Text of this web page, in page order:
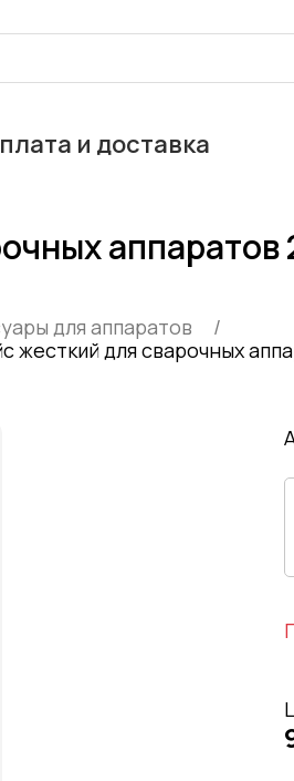
и доставка
аппаратов
для аппаратов
жесткий для сварочных